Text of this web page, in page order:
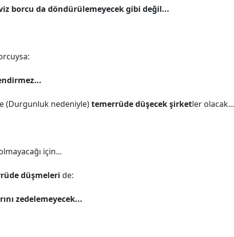
borcu da döndürülemeyecek gibi değil...
(Durgunluk nedeniyle)temerrüde düşecek şirketler olacak...
için...
düşmeleri de:
zedelemeyecek...